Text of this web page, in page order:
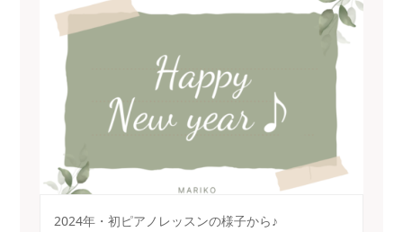
2024年・初ピアノレッスンの様子から♪